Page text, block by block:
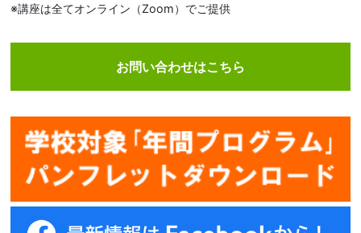
※講座は全てオンライン（Zoom）でご提供
お問い合わせはこちら